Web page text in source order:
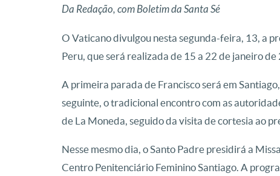
Da Redação, com Boletim da Santa Sé
O Vaticano divulgou nesta segunda-feira, 13, a
Peru, que será realizada de 15 a 22 de janeiro de
A primeira parada de Francisco será em
seguinte, o tradicional encontro com as
de La Moneda, seguido da visita de cortesia ao
Nesse mesmo dia, o Santo Padre presidirá a
Centro Penitenciário Feminino Santiago. A